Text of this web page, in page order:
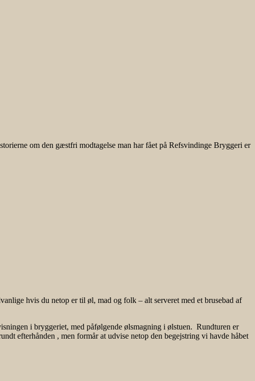
om den gæstfri modtagelse man har fået på Refsvindinge Bryggeri er
hvis du netop er til øl, mad og folk – alt serveret med et brusebad af
i bryggeriet, med påfølgende ølsmagning i ølstuen. Rundturen er
efterhånden , men formår at udvise netop den begejstring vi havde håbet